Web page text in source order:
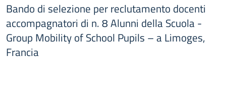
Bando di selezione per reclutamento docenti
accompagnatori di n. 8 Alunni della Scuola -
Group Mobility of School Pupils – a Limoges,
Francia